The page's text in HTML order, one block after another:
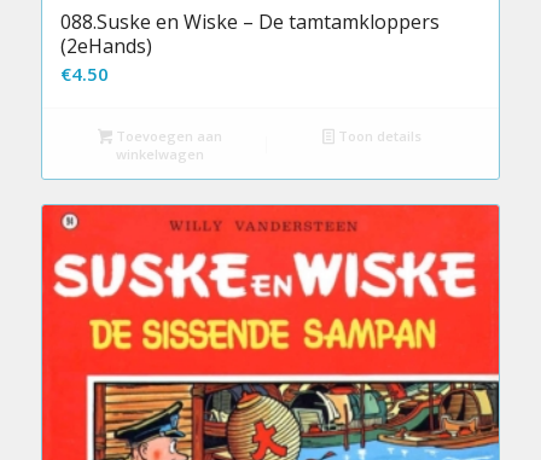
088.Suske en Wiske – De tamtamkloppers
(2eHands)
€4.50
Toevoegen aan
winkelwagen
Toon details